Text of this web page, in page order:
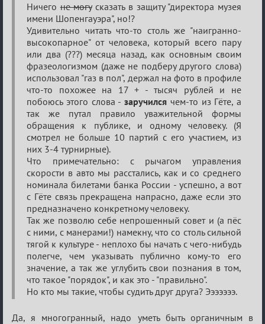
Ничегоне могусказать в защиту "директора музея
имени Шопенгауэра", но!?
Удивительно читать что-то столь же "наигранно-
высокопарное" от человека, который всего пару
или два (???) месяца назад, как основным своим
фразеологизмом (даже не подберу другого слова)
использовал "газ в пол", держал на фото в профиле
что-то похожее на 17 + - тысяч рублей и не
побоюсь этого слова - заручился чем-то из Гёте, а
так же путал правило уважительной формы
обращения к публике, и одному человеку. (Я
смотрел не больше 10 партий с его участием, из
них 3-4 турнирные).
Что примечательно: с рычагом управления
скорости в авто мы расстались, как и со среднего
номинала билетами банка России - успешно, а вот
с Гёте связь прекращена напрасно, даже если это
предназначено конкретному человеку.
Так же позволю себе непрошенный совет и (а пёс
с ними, с манерами!) намекну, что со столь сильной
тягой к культуре - неплохо бы начать с чего-нибудь
полегче, чем указывать публично кому-то его
значение, а так же углубить свои познания в том,
что такое "порядок", и как это - "правильно".
Но кто мы такие, чтобы судить друг друга? Эээээээ.
Да, я многогранный, надо уметь быть органичным в